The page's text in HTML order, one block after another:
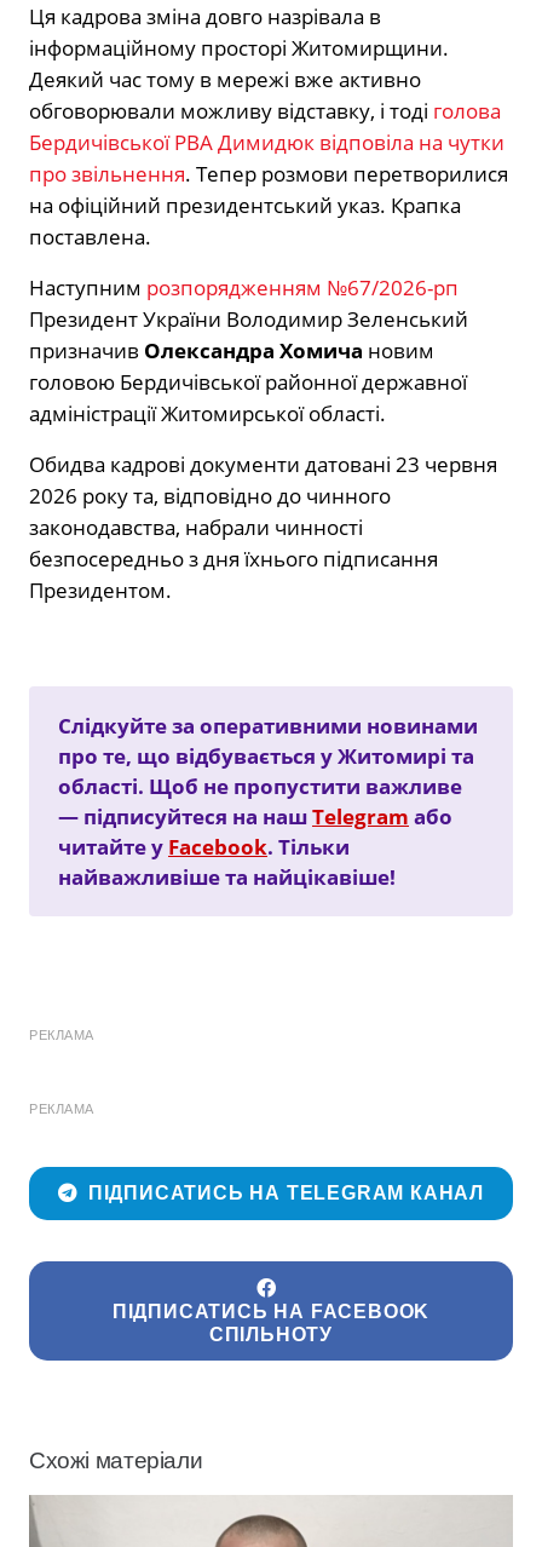
Ця кадрова зміна довго назрівала в
інформаційному просторі Житомирщини.
Деякий час тому в мережі вже активно
обговорювали можливу відставку, і тоді голова
Бердичівської РВА Димидюк відповіла на чутки
про звільнення. Тепер розмови перетворилися
на офіційний президентський указ. Крапка
поставлена.
Наступним розпорядженням №67/2026-рп
Президент України Володимир Зеленський
призначив Олександра Хомича новим
головою Бердичівської районної державної
адміністрації Житомирської області.
Обидва кадрові документи датовані 23 червня
2026 року та, відповідно до чинного
законодавства, набрали чинності
безпосередньо з дня їхнього підписання
Президентом.
Слідкуйте за оперативними новинами
про те, що відбувається у Житомирі та
області. Щоб не пропустити важливе
— підписуйтеся на нашTelegram або
читайте у Facebook. Тільки
найважливіше та найцікавіше!
РЕКЛАМА
РЕКЛАМА
ПІДПИСАТИСЬ НА TELEGRAM КАНАЛ
ПІДПИСАТИСЬ НА FACEBOOK
СПІЛЬНОТУ
Схожі матеріали